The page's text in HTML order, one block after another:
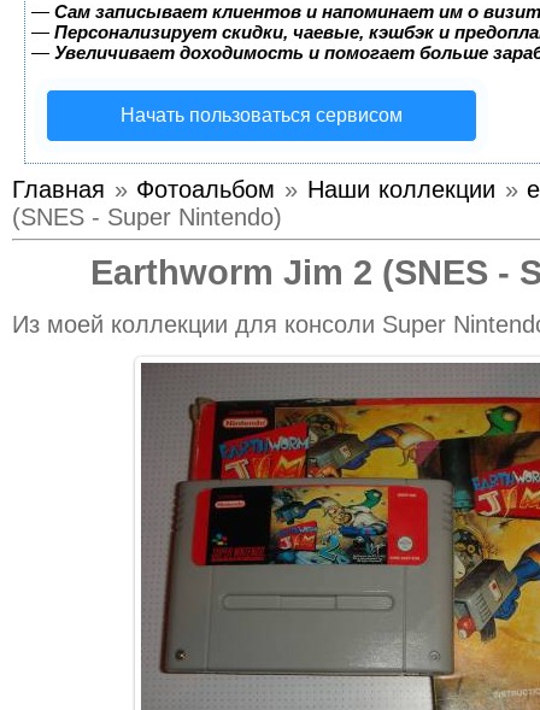
— Сам записывает клиентов и напоминает им о
— Персонализирует скидки, чаевые, кэшбэк и
— Увеличивает доходимость и помогает больше
Начать пользоваться сервисом
Главная » Фотоальбом » Наши коллекции »
(SNES - Super Nintendo)
Earthworm Jim 2 (SNES -
Из моей коллекции для консоли Super